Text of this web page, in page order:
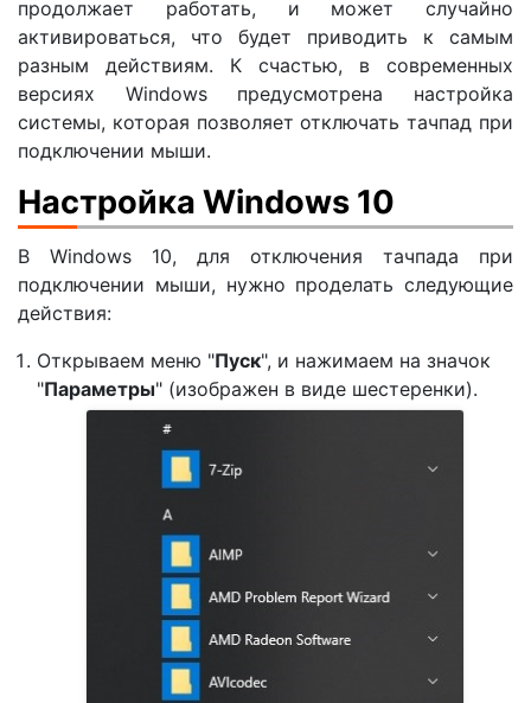
продолжает работать, и может случайно
активироваться, что будет приводить к самым
разным действиям. К счастью, в современных
версиях Windows предусмотрена настройка
системы, которая позволяет отключать тачпад при
подключении мыши.
Настройка Windows 10
В Windows 10, для отключения тачпада при
подключении мыши, нужно проделать следующие
действия:
Открываем меню "Пуск", и нажимаем на значок
"Параметры" (изображен в виде шестеренки).